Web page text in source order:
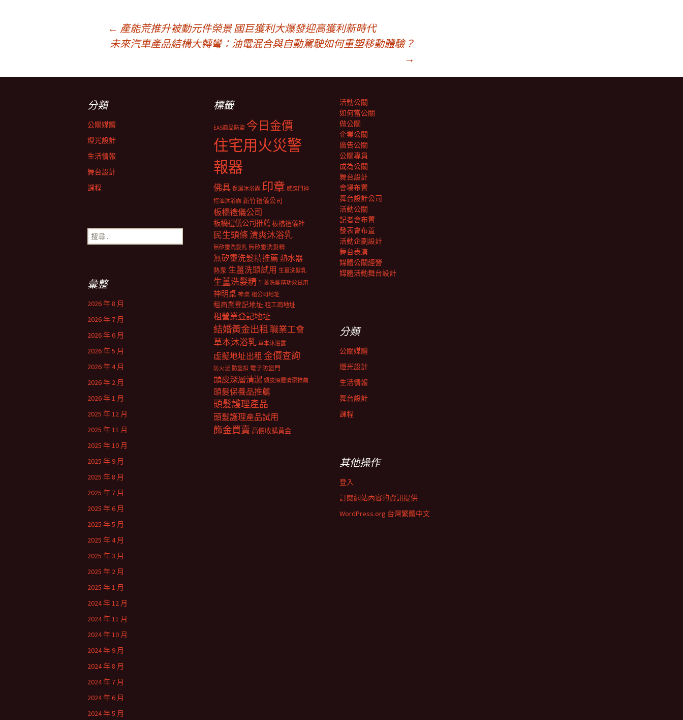
← 產能荒推升被動元件榮景 國巨獲利大爆發迎高獲利新時代
未來汽車產品結構大轉彎：油電混合與自動駕駛如何重塑移動體驗？
→
分類
公關媒體
燈光設計
生活情報
舞台設計
課程
標籤
EAS商品防盜 今日金價
住宅用火災警
報器
佛具 保濕沐浴露 印章 感應門神
控油沐浴露 新竹禮儀公司
板橋禮儀公司
板橋禮儀公司推薦板橋禮儀社
民生頭條清爽沐浴乳
無矽靈洗髮乳 無矽靈洗髮精
無矽靈洗髮精推薦 熱水器
熱泵 生薑洗頭試用 生薑洗髮乳
生薑洗髮精 生薑洗髮精功效試用
神明桌 神桌 租公司地址
租商業登記地址 租工商地址
租營業登記地址
結婚黃金出租職業工會
草本沐浴乳 草本沐浴露
虛擬地址出租 金價查詢
防火泥 防盜扣 電子防盜門
頭皮深層清潔 頭皮深層清潔推薦
頭髮保養品推薦
頭髮護理產品
頭髮護理產品試用
飾金買賣 高價收購黃金
活動公關
如何當公關
做公關
企業公關
廣告公關
公關專員
成為公關
舞台設計
會場布置
舞台設計公司
活動公關
記者會布置
發表會布置
活動企劃設計
舞台表演
媒體公關經營
媒體活動舞台設計
搜
尋
彙整
2026 年 8 月
2026 年 7 月
2026 年 6 月
2026 年 5 月
2026 年 4 月
2026 年 2 月
2026 年 1 月
2025 年 12 月
2025 年 11 月
2025 年 10 月
2025 年 9 月
2025 年 8 月
2025 年 7 月
2025 年 6 月
2025 年 5 月
2025 年 4 月
2025 年 3 月
2025 年 2 月
2025 年 1 月
2024 年 12 月
2024 年 11 月
2024 年 10 月
2024 年 9 月
2024 年 8 月
2024 年 7 月
2024 年 6 月
2024 年 5 月
分類
公關媒體
燈光設計
生活情報
舞台設計
課程
其他操作
登入
訂閱網站內容的資訊提供
WordPress.org 台灣繁體中文